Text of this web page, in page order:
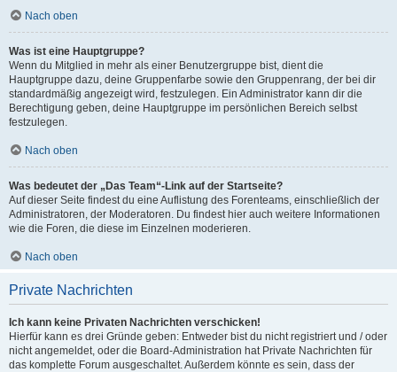
Nach oben
Was ist eine Hauptgruppe?
Wenn du Mitglied in mehr als einer Benutzergruppe bist, dient die
Hauptgruppe dazu, deine Gruppenfarbe sowie den Gruppenrang, der bei dir
standardmäßig angezeigt wird, festzulegen. Ein Administrator kann dir die
Berechtigung geben, deine Hauptgruppe im persönlichen Bereich selbst
festzulegen.
Nach oben
Was bedeutet der „Das Team“-Link auf der Startseite?
Auf dieser Seite findest du eine Auflistung des Forenteams, einschließlich der
Administratoren, der Moderatoren. Du findest hier auch weitere Informationen
wie die Foren, die diese im Einzelnen moderieren.
Nach oben
Private Nachrichten
Ich kann keine Privaten Nachrichten verschicken!
Hierfür kann es drei Gründe geben: Entweder bist du nicht registriert und / oder
nicht angemeldet, oder die Board-Administration hat Private Nachrichten für
das komplette Forum ausgeschaltet. Außerdem könnte es sein, dass der